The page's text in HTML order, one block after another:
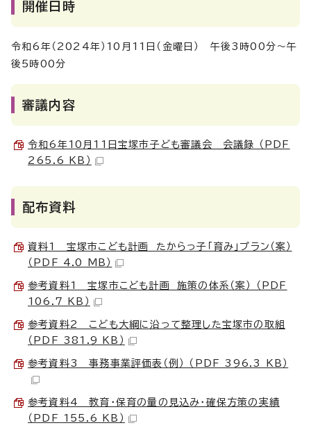
開催日時
令和6年（2024年）10月11日（金曜日） 午後3時00分～午
後5時00分
審議内容
令和6年10月11日宝塚市子ども審議会 会議録 （PDF
265.6 KB）
配布資料
資料1 宝塚市こども計画 たからっ子「育み」プラン（案）
（PDF 4.0 MB）
参考資料1 宝塚市こども計画 施策の体系（案） （PDF
106.7 KB）
参考資料2 こども大綱に沿って整理した宝塚市の取組
（PDF 381.9 KB）
参考資料3 事務事業評価表（例） （PDF 396.3 KB）
参考資料4 教育・保育の量の見込み・確保方策の実績
（PDF 155.6 KB）